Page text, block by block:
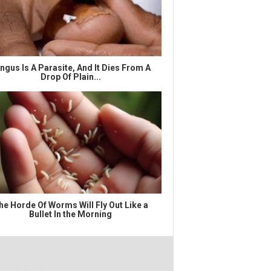
Is A Parasite, And It Dies From A
Drop Of Plain...
Horde Of Worms Will Fly Out Like a
Bullet In the Morning